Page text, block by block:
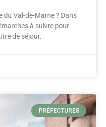
du Val-de-Marne ? Dans
à suivre pour
de séjour.
PRÉFECTURES